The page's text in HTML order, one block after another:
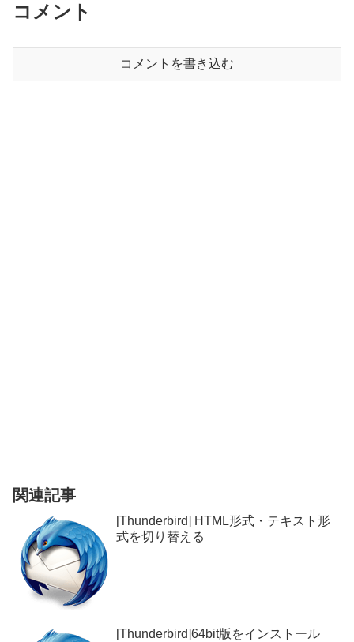
コメント
コメントを書き込む
関連記事
[Thunderbird] HTML形式・テキスト形
式を切り替える
[Thunderbird]64bit版をインストール